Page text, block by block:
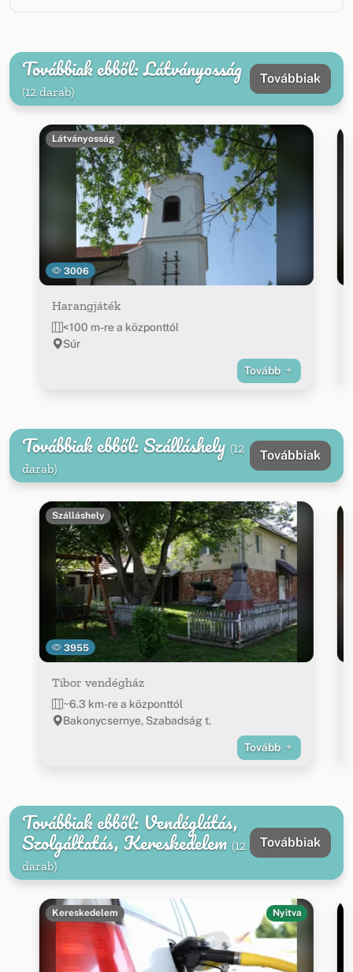
Továbbiak ebből: Látványosság
(12 darab)
Továbbiak
3006
Látványosság
Harangjáték
<100 m-re a központtól
Súr
Tovább
Továbbiak ebből: Szálláshely (12
darab)
Továbbiak
3955
Szálláshely
Tibor vendégház
~6.3 km-re a központtól
Bakonycsernye, Szabadság t.
Tovább
Továbbiak ebből: Vendéglátás,
Szolgáltatás, Kereskedelem (12
darab)
Továbbiak
Kereskedelem Nyitva